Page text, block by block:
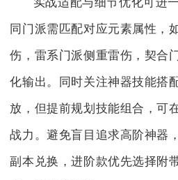
同门派需匹配对应元素属性，
伤，雷系门派侧重雷伤，契合
化输出。同时关注神器技能搭
放，但提前规划技能组合，可
战力。避免盲目追求高阶神器
副本兑换，进阶款优先选择附